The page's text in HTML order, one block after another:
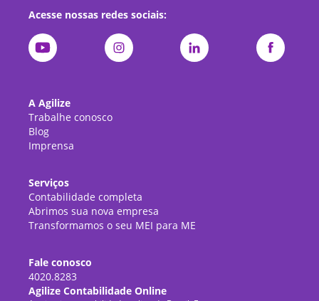
Acesse nossas redes sociais:
A Agilize
Trabalhe conosco
Blog
Imprensa
Serviços
Contabilidade completa
Abrimos sua nova empresa
Transformamos o seu MEI para ME
Fale conosco
4020.8283
Agilize Contabilidade Online